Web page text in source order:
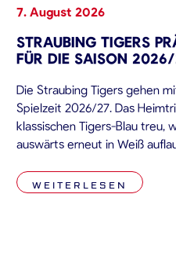
7. August 2026
STRAUBING TIGERS
FÜR DIE SAISON
Die Straubing Tigers gehen
Spielzeit 2026/27. Das
klassischen Tigers-Blau treu,
auswärts erneut in Weiß
WEITERLESEN